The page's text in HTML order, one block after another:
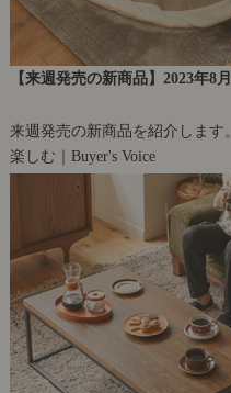
【来週発売の新商品】2023年8
来週発売の新商品を紹介します。
楽しむ｜Buyer's Voice